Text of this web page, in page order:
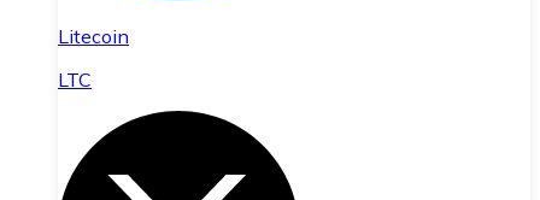
Litecoin
LTC